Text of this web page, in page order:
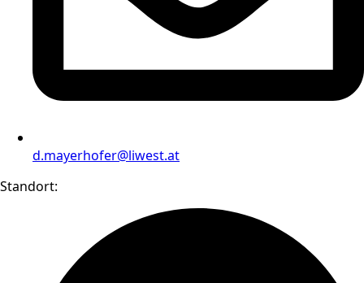
d.mayerhofer@liwest.at
Standort: